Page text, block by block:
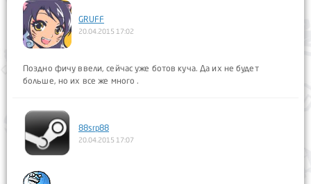
GRUFF
20.04.2015 17:02
Поздно фичу ввели, сейчас уже ботов куча. Да их не будет
больше, но их все же много .
88srp88
20.04.2015 17:07